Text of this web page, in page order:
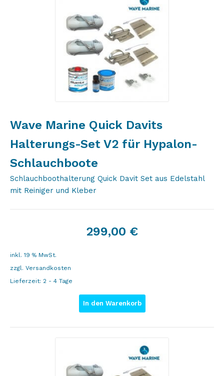
Wave Marine Quick Davits
Halterungs-Set V2 für Hypalon-
Schlauchboote
Schlauchboothalterung Quick Davit Set aus Edelstahl
mit Reiniger und Kleber
299,00 €
inkl. 19 % MwSt.
zzgl. Versandkosten
Lieferzeit: 2 - 4 Tage
In den Warenkorb